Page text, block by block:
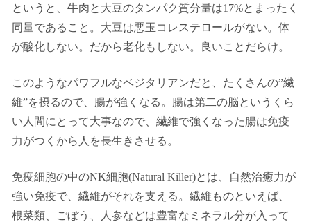
というと、牛肉と大豆のタンパク質分量は17%とまったく
同量であること。大豆は悪玉コレステロールがない。体
が酸化しない。だから老化もしない。良いことだらけ。
このようなパワフルなベジタリアンだと、たくさんの”繊
維”を摂るので、腸が強くなる。腸は第二の脳というくら
い人間にとって大事なので、繊維で強くなった腸は免疫
力がつくから人を長生きさせる。
免疫細胞の中のNK細胞(Natural Killer)とは、自然治癒力が
強い免疫で、繊維がそれを支える。繊維ものといえば、
根菜類、ごぼう、人参などは豊富なミネラル分が入って